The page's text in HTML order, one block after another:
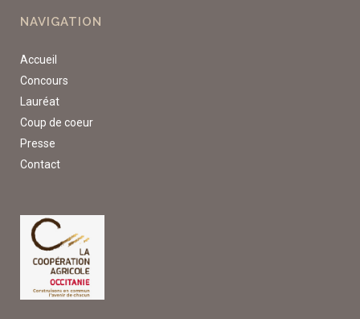
NAVIGATION
Accueil
Concours
Lauréat
Coup de coeur
Presse
Contact